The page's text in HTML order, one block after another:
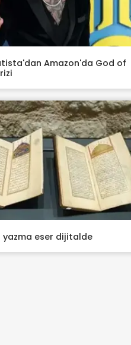
Amazon'da God of
yazma eser dijitalde